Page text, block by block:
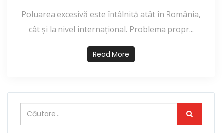
Poluarea excesivă este întâlnită atât în România,
cât și la nivel internaţional. Problema propr...
Read More